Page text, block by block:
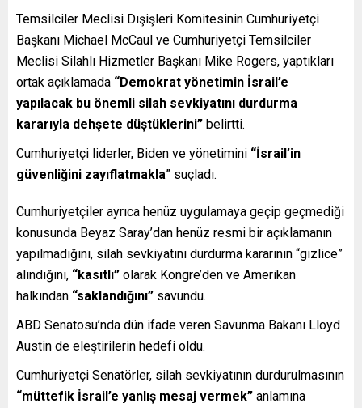
Temsilciler Meclisi Dışişleri Komitesinin Cumhuriyetçi
Başkanı Michael McCaul ve Cumhuriyetçi Temsilciler
Meclisi Silahlı Hizmetler Başkanı Mike Rogers, yaptıkları
ortak açıklamada “Demokrat yönetimin İsrail’e
yapılacak bu önemli silah sevkiyatını durdurma
kararıyla dehşete düştüklerini” belirtti.
Cumhuriyetçi liderler, Biden ve yönetimini “İsrail’in
güvenliğini zayıflatmakla” suçladı.
Cumhuriyetçiler ayrıca henüz uygulamaya geçip geçmediği
konusunda Beyaz Saray’dan henüz resmi bir açıklamanın
yapılmadığını, silah sevkiyatını durdurma kararının “gizlice”
alındığını, “kasıtlı” olarak Kongre’den ve Amerikan
halkından “saklandığını” savundu.
ABD Senatosu’nda dün ifade veren Savunma Bakanı Lloyd
Austin de eleştirilerin hedefi oldu.
Cumhuriyetçi Senatörler, silah sevkiyatının durdurulmasının
“müttefik İsrail’e yanlış mesaj vermek” anlamına